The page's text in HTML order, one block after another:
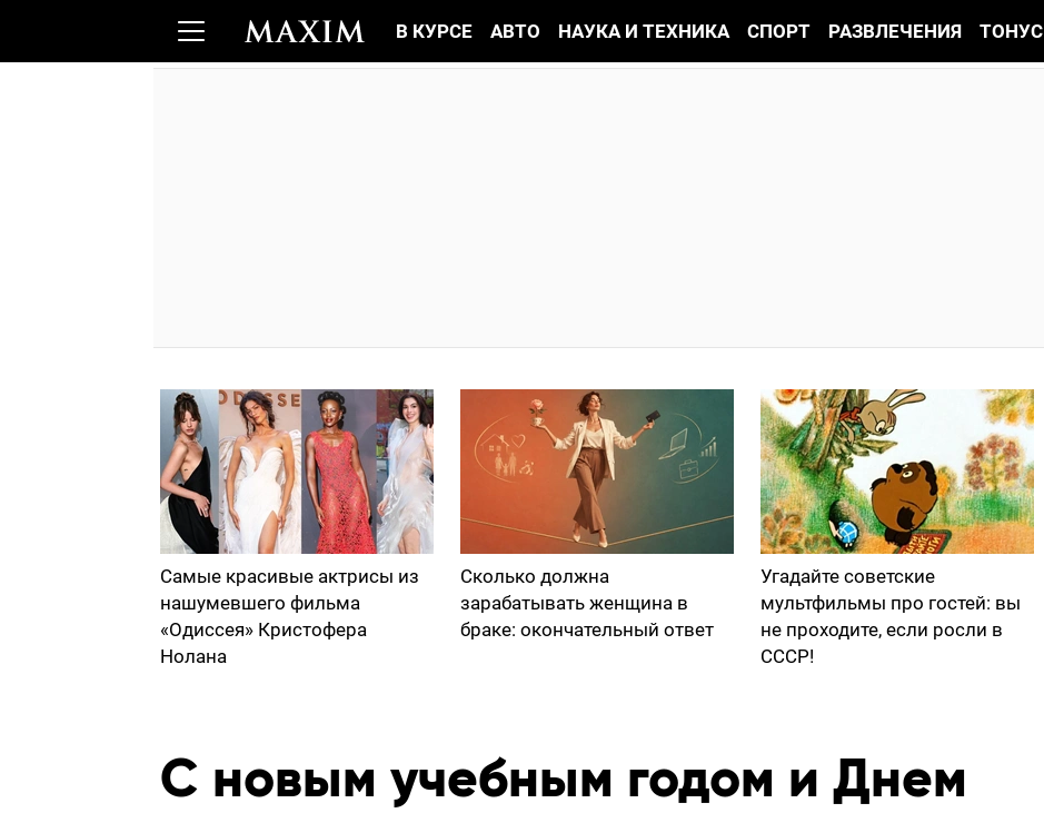
В КУРСЕ АВТО НАУКА И ТЕХНИКА СПОРТ РАЗВЛЕЧЕНИЯ ТОНУС
Самые красивые актрисы из
нашумевшего фильма
«Одиссея» Кристофера
Нолана
Сколько должна
зарабатывать женщина в
браке: окончательный ответ
Угадайте советские
мультфильмы про гостей: вы
не проходите, если росли в
СССР!
С новым учебным годом и Днем